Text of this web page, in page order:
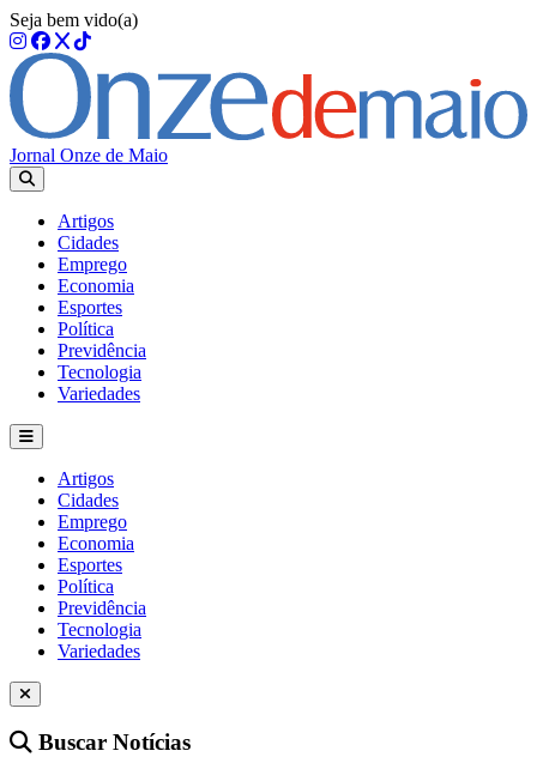
Seja bem vido(a)
Jornal Onze de Maio
Artigos
Cidades
Emprego
Economia
Esportes
Política
Previdência
Tecnologia
Variedades
Artigos
Cidades
Emprego
Economia
Esportes
Política
Previdência
Tecnologia
Variedades
Buscar Notícias